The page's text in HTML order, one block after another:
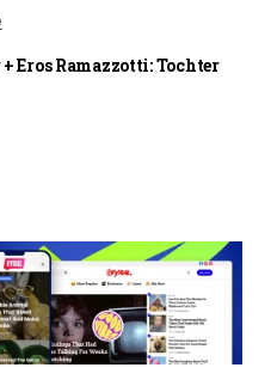
Eros Ramazzotti: Tochter